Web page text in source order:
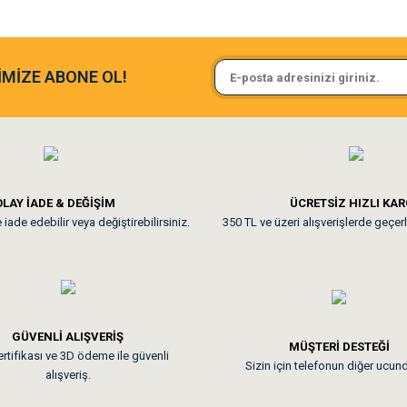
ve paketlemesine bayıldım
Sa**** On******
Pamuk için aradığım tüm
Uygun fiyatta olması iyi.
gün elime ulaştı. Jack russell köpeğim severek yedi. Tüy
ABONE OL!
İADE & DEĞİŞİM
iade edebilir veya değiştirebilirsiniz.
ÜCRETSİZ HIZLI
350 TL ve üzeri alışverişlerde
GÜVENLİ ALIŞVERİŞ
ve 3D ödeme ile güvenli
alışveriş.
MÜŞTERİ DESTEĞİ
Sizin için telefonun diğer